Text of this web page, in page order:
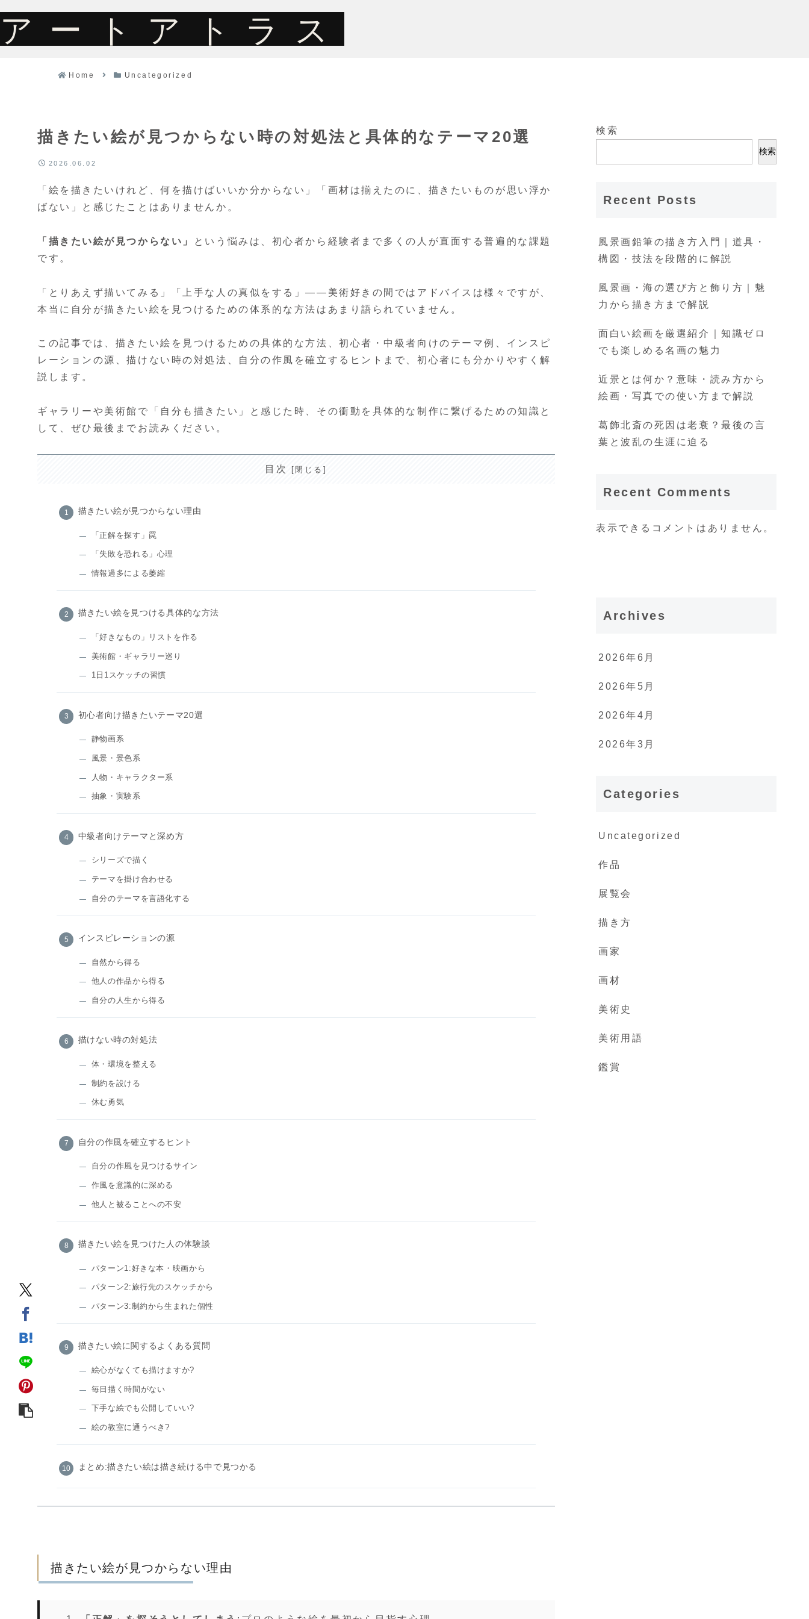
アートアトラス
Home Uncategorized
描きたい絵が見つからない時の対処法と具体的なテーマ20選
2026.06.02
「絵を描きたいけれど、何を描けばいいか分からない」「画材は揃えたのに、描きたいものが思い浮か
ばない」と感じたことはありませんか。
「描きたい絵が見つからない」
という悩みは、初心者から経験者まで多くの人が直面する普遍的な課題
です。
「とりあえず描いてみる」「上手な人の真似をする」——美術好きの間ではアドバイスは様々ですが、
本当に自分が描きたい絵を見つけるための体系的な方法はあまり語られていません。
この記事では、描きたい絵を見つけるための具体的な方法、初心者・中級者向けのテーマ例、インスピ
レーションの源、描けない時の対処法、自分の作風を確立するヒントまで、初心者にも分かりやすく解
説します。
ギャラリーや美術館で「自分も描きたい」と感じた時、その衝動を具体的な制作に繋げるための知識と
して、ぜひ最後までお読みください。
目次
描きたい絵が見つからない理由
「正解を探す」罠
「失敗を恐れる」心理
情報過多による萎縮
描きたい絵を見つける具体的な方法
「好きなもの」リストを作る
美術館・ギャラリー巡り
1日1スケッチの習慣
初心者向け描きたいテーマ20選
静物画系
風景・景色系
人物・キャラクター系
抽象・実験系
中級者向けテーマと深め方
シリーズで描く
テーマを掛け合わせる
自分のテーマを言語化する
インスピレーションの源
自然から得る
他人の作品から得る
自分の人生から得る
描けない時の対処法
体・環境を整える
制約を設ける
休む勇気
自分の作風を確立するヒント
自分の作風を見つけるサイン
作風を意識的に深める
他人と被ることへの不安
描きたい絵を見つけた人の体験談
パターン1:好きな本・映画から
パターン2:旅行先のスケッチから
パターン3:制約から生まれた個性
描きたい絵に関するよくある質問
絵心がなくても描けますか?
毎日描く時間がない
下手な絵でも公開していい?
絵の教室に通うべき?
まとめ:描きたい絵は描き続ける中で見つかる
描きたい絵が見つからない理由
検索
検索
Recent Posts
風景画鉛筆の描き方入門｜道具・
構図・技法を段階的に解説
風景画・海の選び方と飾り方｜魅
力から描き方まで解説
面白い絵画を厳選紹介｜知識ゼロ
でも楽しめる名画の魅力
近景とは何か？意味・読み方から
絵画・写真での使い方まで解説
葛飾北斎の死因は老衰？最後の言
葉と波乱の生涯に迫る
Recent Comments
表示できるコメントはありません。
Archives
2026年6月
2026年5月
2026年4月
2026年3月
Categories
Uncategorized
作品
展覧会
描き方
画家
画材
美術史
美術用語
鑑賞